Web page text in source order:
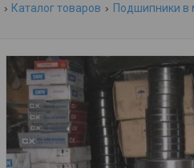
Каталог товаров Подшипники в